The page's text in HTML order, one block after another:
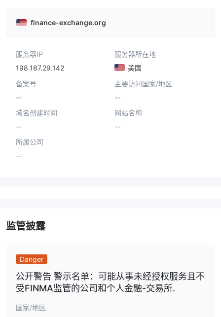
finance-exchange.org
服务器IP
198.187.29.142
服务器所在地
美国
备案号
--
主要访问国家/地区
--
域名创建时间
--
网站名称
--
所属公司
--
监管披露
Danger
公开警告 警示名单：可能从事未经授权服务且不
受FINMA监管的公司和个人金融-交易所.
国家/地区